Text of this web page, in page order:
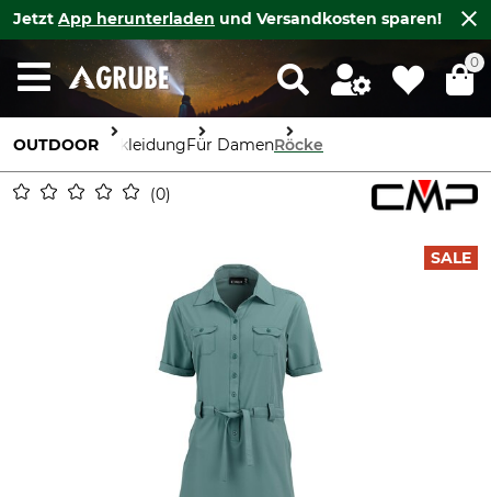
Jetzt App herunterladen und Versandkosten sparen!
0
OUTDOOR BekleidungFür DamenRöcke
0
SALE